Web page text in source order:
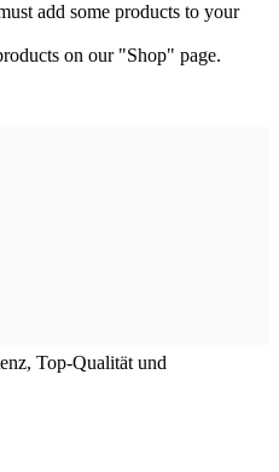
add some products to your
on our "Shop" page.
Top-Qualität und